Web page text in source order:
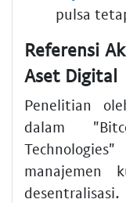
pulsa
Referensi
Aset Digital
Penelitian
dalam
manajemen